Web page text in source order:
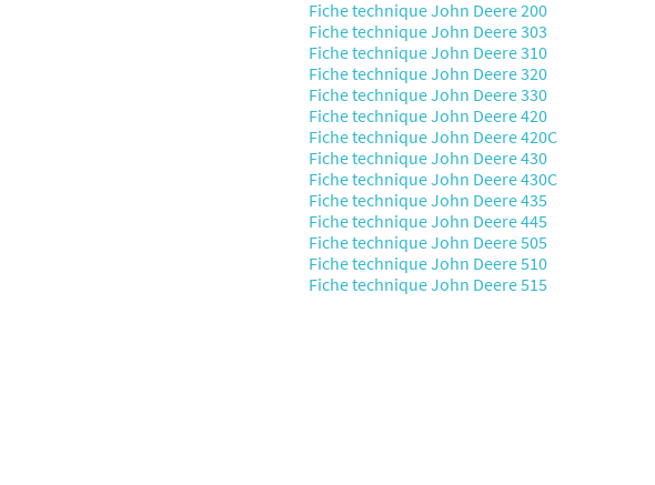
Fiche technique John Deere 200
Fiche technique John Deere 303
Fiche technique John Deere 310
Fiche technique John Deere 320
Fiche technique John Deere 330
Fiche technique John Deere 420
Fiche technique John Deere 420C
Fiche technique John Deere 430
Fiche technique John Deere 430C
Fiche technique John Deere 435
Fiche technique John Deere 445
Fiche technique John Deere 505
Fiche technique John Deere 510
Fiche technique John Deere 515